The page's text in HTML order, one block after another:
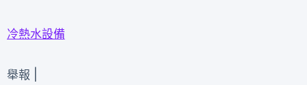
冷熱水設備
舉報 |